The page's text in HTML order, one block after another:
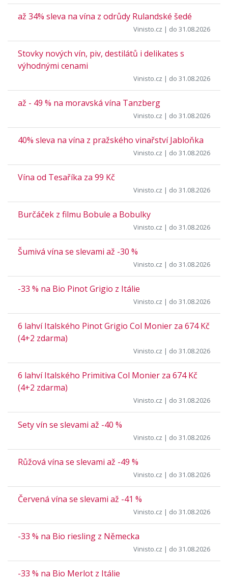
až 34% sleva na vína z odrůdy Rulandské šedé
Vinisto.cz | do 31.08.2026
Stovky nových vín, piv, destilátů i delikates s
výhodnými cenami
Vinisto.cz | do 31.08.2026
až - 49 % na moravská vína Tanzberg
Vinisto.cz | do 31.08.2026
40% sleva na vína z pražského vinařství Jabloňka
Vinisto.cz | do 31.08.2026
Vína od Tesaříka za 99 Kč
Vinisto.cz | do 31.08.2026
Burčáček z filmu Bobule a Bobulky
Vinisto.cz | do 31.08.2026
Šumivá vína se slevami až -30 %
Vinisto.cz | do 31.08.2026
-33 % na Bio Pinot Grigio z Itálie
Vinisto.cz | do 31.08.2026
6 lahví Italského Pinot Grigio Col Monier za 674 Kč
(4+2 zdarma)
Vinisto.cz | do 31.08.2026
6 lahví Italského Primitiva Col Monier za 674 Kč
(4+2 zdarma)
Vinisto.cz | do 31.08.2026
Sety vín se slevami až -40 %
Vinisto.cz | do 31.08.2026
Růžová vína se slevami až -49 %
Vinisto.cz | do 31.08.2026
Červená vína se slevami až -41 %
Vinisto.cz | do 31.08.2026
-33 % na Bio riesling z Německa
Vinisto.cz | do 31.08.2026
-33 % na Bio Merlot z Itálie